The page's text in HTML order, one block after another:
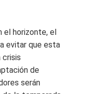
el horizonte, el
evitar que esta
crisis
de
serán